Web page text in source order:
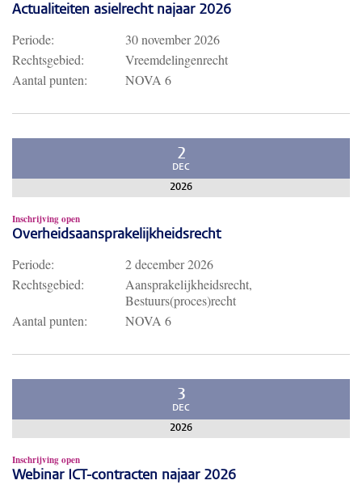
Actualiteiten asielrecht najaar 2026
Periode:
30 november 2026
Rechtsgebied:
Vreemdelingenrecht
Aantal punten:
NOVA 6
2
DEC
2026
Inschrijving open
Overheidsaansprakelijkheidsrecht
Periode:
2 december 2026
Rechtsgebied:
Aansprakelijkheidsrecht,
Bestuurs(proces)recht
Aantal punten:
NOVA 6
3
DEC
2026
Inschrijving open
Webinar ICT-contracten najaar 2026